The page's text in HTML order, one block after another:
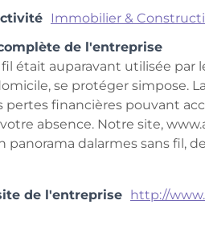
Immobilier &
de l'entreprise
fil était auparavant utilisée
se protéger simpose.
pertes financières pouvant
absence. Notre site,
panorama dalarmes sans fil,
de l'entreprise http://